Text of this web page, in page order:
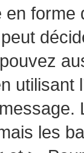
forme
peut
utilisant
les